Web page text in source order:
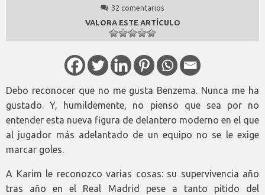
32 comentarios
VALORA ESTE ARTÍCULO
Debo reconocer que no me gusta Benzema. Nunca me ha
gustado. Y, humildemente, no pienso que sea por no
entender esta nueva figura de delantero moderno en el que
al jugador más adelantado de un equipo no se le exige
marcar goles.
A Karim le reconozco varias cosas: su supervivencia año
tras año en el Real Madrid pese a tanto pitido del